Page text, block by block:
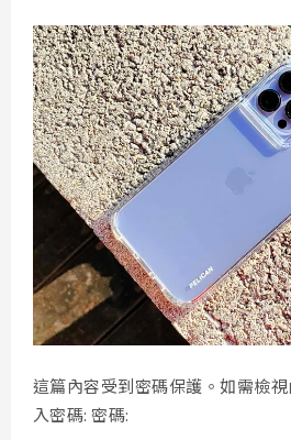
這篇內容受到密碼保護。如需檢
入密碼: 密碼: